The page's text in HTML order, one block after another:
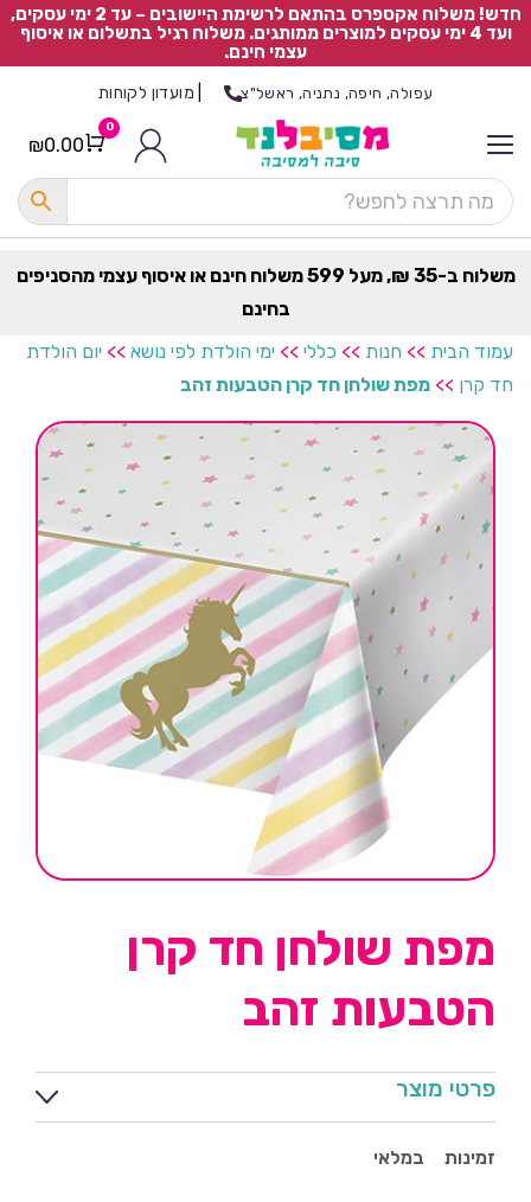
חדש! משלוח אקספרס בהתאם לרשימת היישובים – עד 2 ימי עסקים,
ועד 4 ימי עסקים למוצרים ממותגים. משלוח רגיל בתשלום או איסוף
עצמי חינם.
עפולה, חיפה, נתניה, ראשל"צ מועדון לקוחות
Cart
0
₪0.00
משלוח ב-35 ₪, מעל 599 משלוח חינם או איסוף עצמי מהסניפים
בחינם
עמוד הבית >> חנות >> כללי >> ימי הולדת לפי נושא >> יום הולדת
חד קרן >> מפת שולחן חד קרן הטבעות זהב
מפת שולחן חד קרן
הטבעות זהב
פרטי מוצר
זמינות במלאי